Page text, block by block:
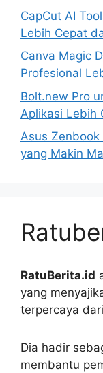
CapCut AI
Lebih Cepat
Canva Magic
Profesional
Bolt.new Pro
Aplikasi Lebih
Asus Zenbook
yang Makin
RatuBerita.id
yang
terpercaya
Dia hadir
membantu